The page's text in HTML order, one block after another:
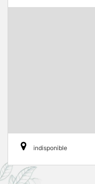
indisponible